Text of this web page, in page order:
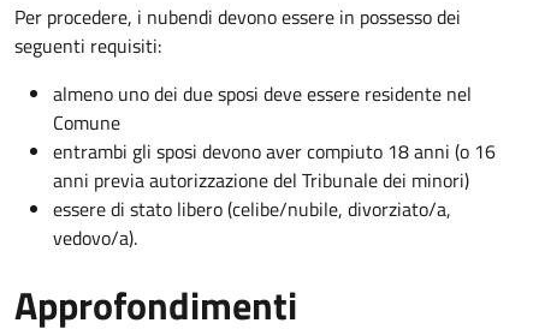
Per procedere, i nubendi devono essere in possesso dei
seguenti requisiti:
almeno uno dei due sposi deve essere residente nel
Comune
entrambi gli sposi devono aver compiuto 18 anni (o 16
anni previa autorizzazione del Tribunale dei minori)
essere di stato libero (celibe/nubile, divorziato/a,
vedovo/a).
Approfondimenti